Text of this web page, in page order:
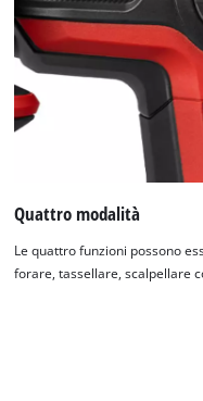
Quattro modalità
Le quattro funzioni possono
forare, tassellare, scalpellare